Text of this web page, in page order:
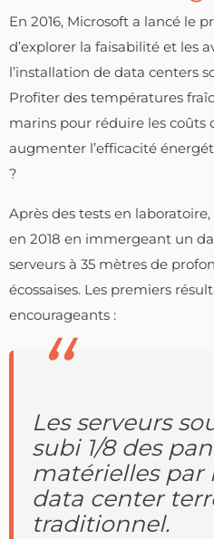
En 2016, Microsoft a lancé le
d’explorer la faisabilité et les
l’installation de data centers
Profiter des températures
marins pour réduire les coûts
augmenter l’efficacité
?
Après des tests en
en 2018 en immergeant un
serveurs à 35 mètres de
écossaises. Les premiers
encourageants :
Les serveurs
subi 1/8 des
matérielles par
data center
traditionnel.